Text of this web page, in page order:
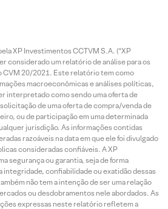
XP Investimentos CCTVM S.A. (“XP
considerado um relatório de análise para os
CVM 20/2021. Este relatório tem como
macroeconômicas e análises políticas,
interpretado como sendo uma oferta de
de uma oferta de compra/venda de
ou de participação em uma determinada
jurisdição. As informações contidas
razoáveis na data em que ele foi divulgado
consideradas confiáveis. A XP
segurança ou garantia, seja de forma
integridade, confiabilidade ou exatidão dessas
não tem a intenção de ser uma relação
ou desdobramentos nele abordados. As
expressas neste relatório refletem a